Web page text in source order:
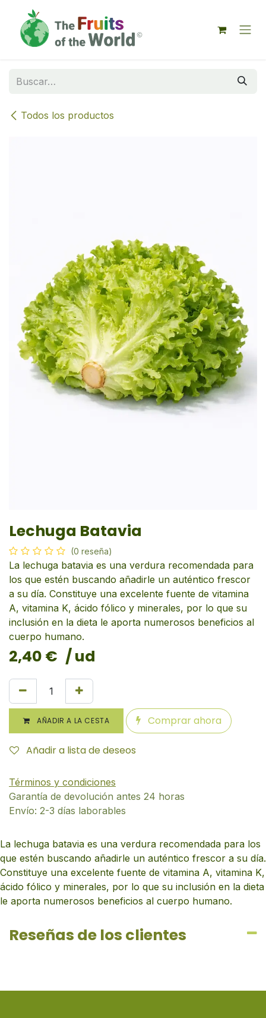
Todos los productos
Lechuga Batavia
(0 reseña)
La lechuga batavia es una verdura recomendada para
los que estén buscando añadirle un auténtico frescor
a su día. Constituye una excelente fuente de vitamina
A, vitamina K, ácido fólico y minerales, por lo que su
inclusión en la dieta le aporta numerosos beneficios al
cuerpo humano.
2,40 € / ud
AÑADIR A LA CESTA Comprar ahora
Añadir a lista de deseos
Términos y condiciones
Garantía de devolución antes 24 horas
Envío: 2-3 días laborables
La lechuga batavia es una verdura recomendada para los
que estén buscando añadirle un auténtico frescor a su día.
Constituye una excelente fuente de vitamina A, vitamina K,
ácido fólico y minerales, por lo que su inclusión en la dieta
le aporta numerosos beneficios al cuerpo humano.
Reseñas de los clientes